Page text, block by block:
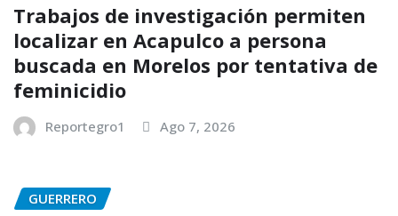
Trabajos de investigación permiten
localizar en Acapulco a persona
buscada en Morelos por tentativa de
feminicidio
Reportegro1 Ago 7, 2026
GUERRERO